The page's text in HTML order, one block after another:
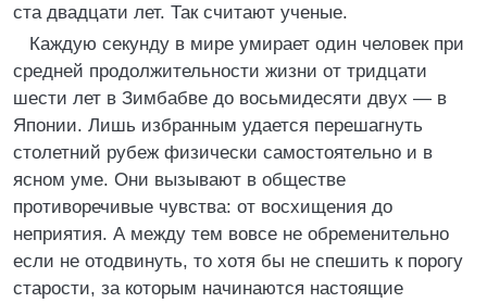
ста двадцати лет. Так считают ученые.
Каждую секунду в мире умирает один человек при
средней продолжительности жизни от тридцати
шести лет в Зимбабве до восьмидесяти двух — в
Японии. Лишь избранным удается перешагнуть
столетний рубеж физически самостоятельно и в
ясном уме. Они вызывают в обществе
противоречивые чувства: от восхищения до
неприятия. А между тем вовсе не обременительно
если не отодвинуть, то хотя бы не спешить к порогу
старости, за которым начинаются настоящие